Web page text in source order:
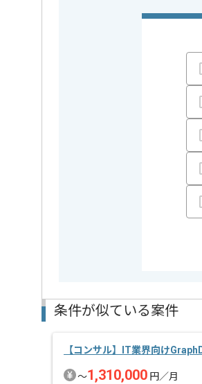
建築、空調設備機材事業や
レバテックの実績がある企業
今回は製造業向け新規アプ
ITコンサルとしての実務経験
基本的には、常駐とリモー
条件が似ている案件
【コンサル】IT業界向け
〜1,310,000 円／月